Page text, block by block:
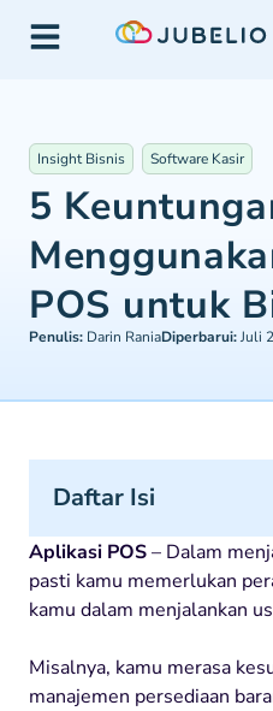
Insight Bisnis Software Kasir
5
POS untuk
Penulis: Darin RaniaDiperbarui:Juli
Aplikasi POS– Dalam
pasti kamu memerlukan
kamu dalam menjalankan
Misalnya, kamu merasa
manajemen persediaan
Daftar Isi